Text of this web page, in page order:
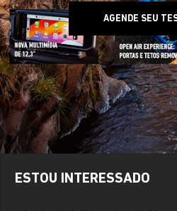
ESTOU INTERESSADO
AGENDE SEU